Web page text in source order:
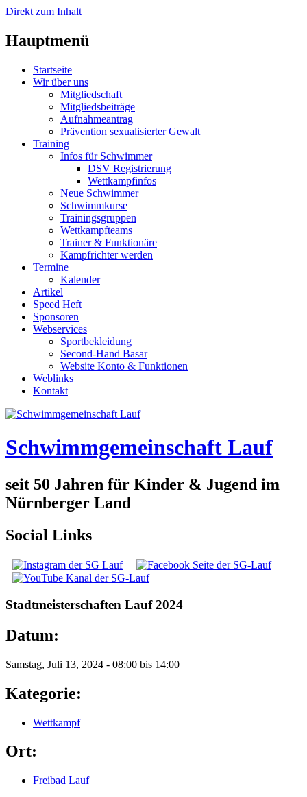
Direkt zum Inhalt
Hauptmenü
Startseite
Wir über uns
Mitgliedschaft
Mitgliedsbeiträge
Aufnahmeantrag
Prävention sexualisierter Gewalt
Training
Infos für Schwimmer
DSV Registrierung
Wettkampfinfos
Neue Schwimmer
Schwimmkurse
Trainingsgruppen
Wettkampfteams
Trainer & Funktionäre
Kampfrichter werden
Termine
Kalender
Artikel
Speed Heft
Sponsoren
Webservices
Sportbekleidung
Second-Hand Basar
Website Konto & Funktionen
Weblinks
Kontakt
Schwimmgemeinschaft Lauf
seit 50 Jahren für Kinder & Jugend im
Nürnberger Land
Social Links
Stadtmeisterschaften Lauf 2024
Datum:
Samstag, Juli 13, 2024 - 08:00 bis 14:00
Kategorie:
Wettkampf
Ort:
Freibad Lauf